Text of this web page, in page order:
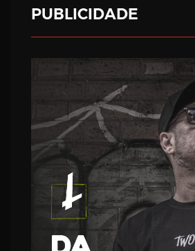
PUBLICIDADE